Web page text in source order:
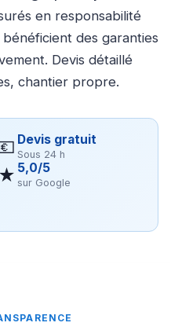
en responsabilité
des garanties
Devis détaillé
chantier propre.
Devis gratuit
Sous 24 h
★ 5,0/5
sur Google